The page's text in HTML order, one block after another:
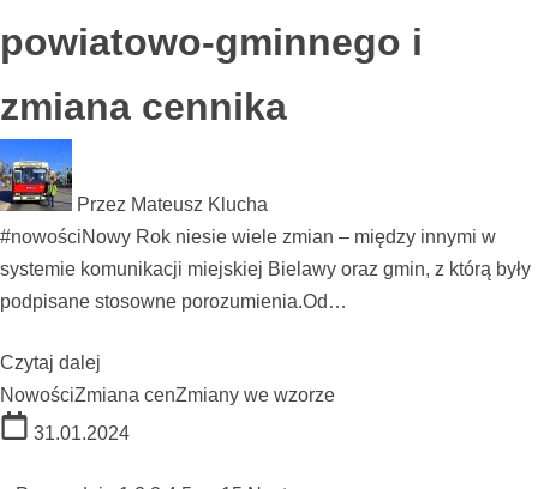
powiatowo-gminnego i
zmiana cennika
Przez Mateusz Klucha
#nowościNowy Rok niesie wiele zmian – między innymi w
systemie komunikacji miejskiej Bielawy oraz gmin, z którą były
podpisane stosowne porozumienia.Od…
Czytaj dalej
NowościZmiana cenZmiany we wzorze
31.01.2024